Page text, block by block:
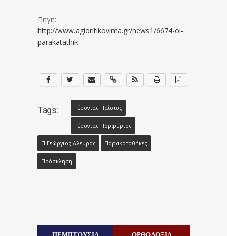
Πηγή:
http://www.agioritikovima.gr/news1/6674-oi-
parakatathik
Tags: Γέροντας Παΐσιος
Γέροντας Πορφύριος
Π.Γεώργιος Αλευράς Παρακαταθήκες
Πρόσκληση